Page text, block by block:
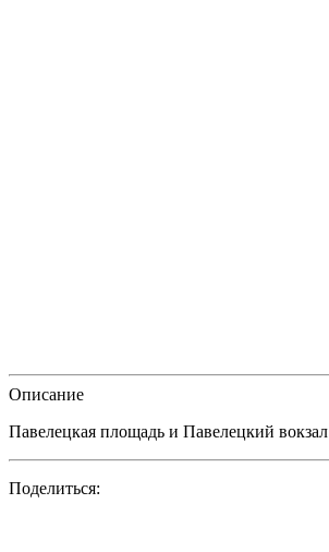
Описание
Павелецкая площадь и Павелецкий вокзал
Поделиться: